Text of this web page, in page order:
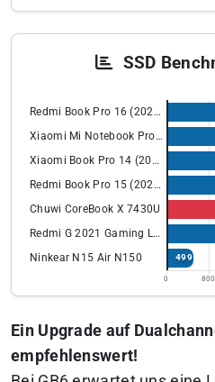
SSD
Redmi Book Pro 16 (2024) mit Intel Ultra
Xiaomi Mi Notebook Pro X 15
Xiaomi Book Pro 14 (2022)
Redmi Book Pro 15 (2022) Ryzen Edition
Chuwi CoreBook X 7430U
Redmi G 2021 Gaming Laptop
Ninkear N15 Air N150 499
0 800
Ein Upgrade auf
empfehlenswert!